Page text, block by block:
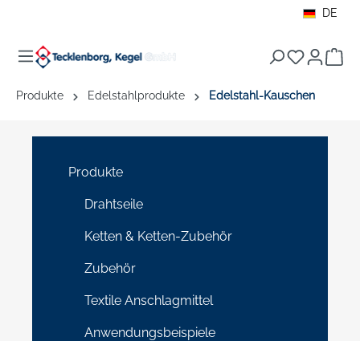
DE
Produkte Edelstahlprodukte Edelstahl-Kauschen
Produkte
Drahtseile
Ketten & Ketten-Zubehör
Zubehör
Textile Anschlagmittel
Anwendungsbeispiele